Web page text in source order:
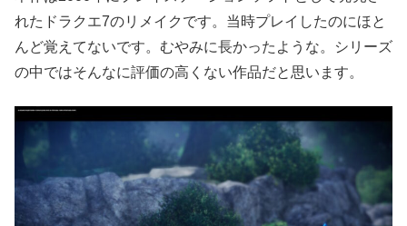
れたドラクエ7のリメイクです。当時プレイしたのにほと
んど覚えてないです。むやみに長かったような。シリーズ
の中ではそんなに評価の高くない作品だと思います。